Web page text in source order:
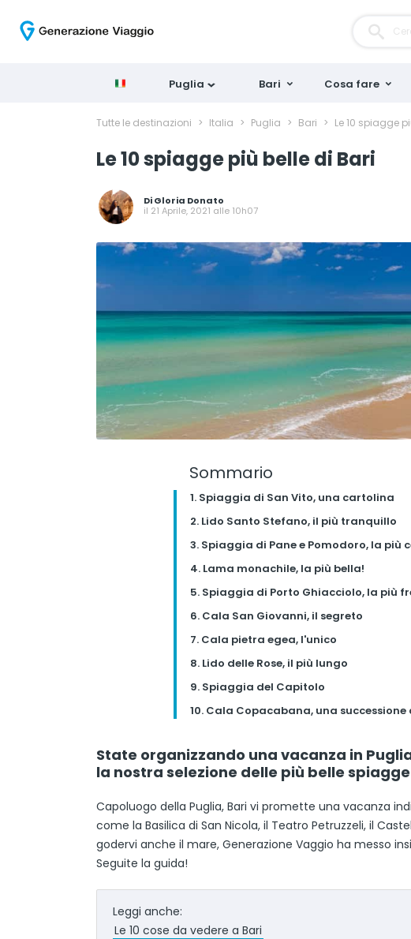
Puglia Bari Cosa fare
Tutte le destinazioni > Italia > Puglia > Bari > Le 10 spiagge
Le 10 spiagge più belle di Bari
DiGloria Donato
il 21 Aprile, 2021 alle 10h07
Sommario
1. Spiaggia di San Vito, una cartolina
2. Lido Santo Stefano, il più tranquillo
3. Spiaggia di Pane e Pomodoro, la più
4. Lama monachile, la più bella!
5. Spiaggia di Porto Ghiacciolo, la più
6. Cala San Giovanni, il segreto
7. Cala pietra egea, l'unico
8. Lido delle Rose, il più lungo
9. Spiaggia del Capitolo
10. Cala Copacabana, una
State organizzando una vacanza in
la nostra selezione delle più belle
Capoluogo della Puglia, Bari vi promette una vacanza
come la Basilica di San Nicola, il Teatro Petruzzeli, il
godervi anche il mare, Generazione Vaggio ha messo
Seguite la guida!
Leggi anche:
Le 10 cose da vedere a Bari